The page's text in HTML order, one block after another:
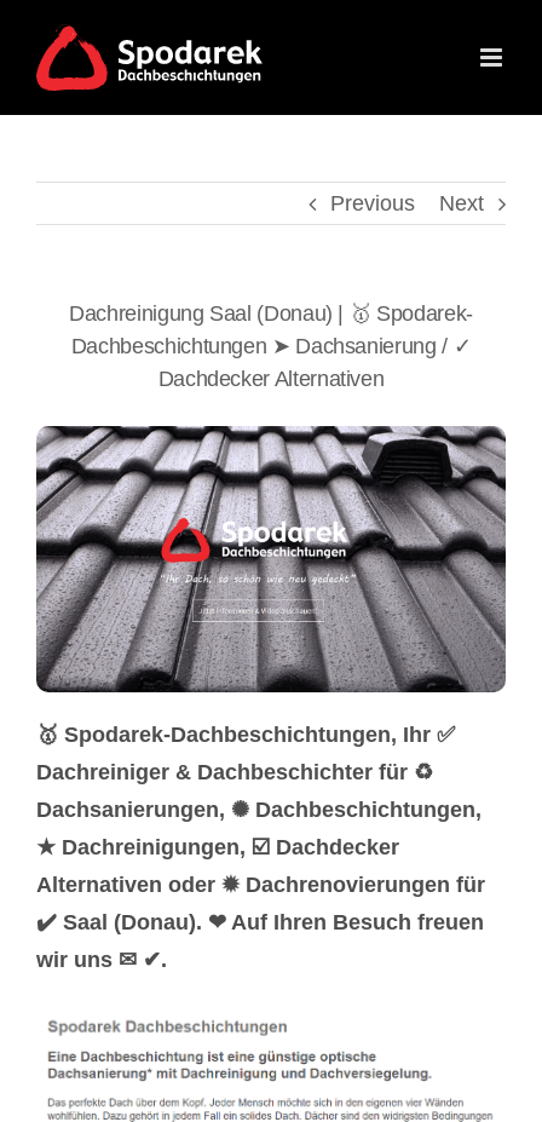
content
Previous Next
Dachreinigung Saal (Donau) | 🥇 Spodarek-
Dachbeschichtungen ➤ Dachsanierung / ✓
Dachdecker Alternativen
🥇 Spodarek-Dachbeschichtungen, Ihr ✅
Dachreiniger & Dachbeschichter für ♻
Dachsanierungen, ✺ Dachbeschichtungen,
★ Dachreinigungen, ☑️ Dachdecker
Alternativen oder ✹ Dachrenovierungen für
✔️ Saal (Donau). ❤ Auf Ihren Besuch freuen
wir uns ✉ ✔.